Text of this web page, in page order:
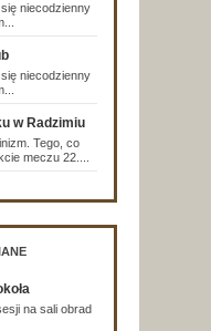
niecodzienny
niecodzienny
w Radzimiu
Tego, co
meczu 22....
na sali obrad